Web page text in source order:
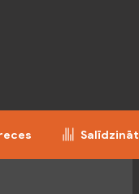
Salīdzināt